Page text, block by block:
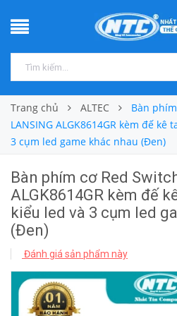
Trang chủ ALTEC
Bàn
LANSING ALGK8614GR kèm đế
3 cụm led game khác nhau (Đen)
Bàn phím cơ Red
ALGK8614GR kèm đế
kiểu led và 3 cụm led
(Đen)
Đánh giá sản phẩm này